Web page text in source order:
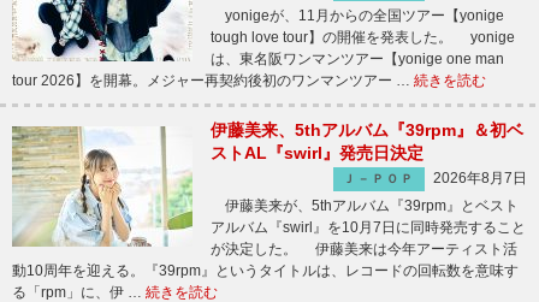
yonigeが、11月からの全国ツアー【yonige
tough love tour】の開催を発表した。 yonige
は、東名阪ワンマンツアー【yonige one man
tour 2026】を開幕。メジャー再契約後初のワンマンツアー … 続きを読む
伊藤美来、5thアルバム『39rpm』＆初ベ
ストAL『swirl』発売日決定
Ｊ－ＰＯＰ
2026年8月7日
伊藤美来が、5thアルバム『39rpm』とベスト
アルバム『swirl』を10月7日に同時発売すること
が決定した。 伊藤美来は今年アーティスト活
動10周年を迎える。『39rpm』というタイトルは、レコードの回転数を意味す
る「rpm」に、伊 … 続きを読む